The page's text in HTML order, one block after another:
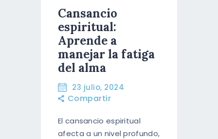
CONÓCENOS
CALENDARIO DE
EVENTOS
CREA TU EVENTO
BLOG
CONTÁCTANOS
RESERVA AHORA
Cansancio
espiritual:
Aprende a
manejar la fatiga
del alma
23 julio, 2024
Compartir
El cansancio espiritual
afecta a un nivel profundo,